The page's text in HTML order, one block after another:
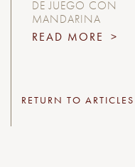
DE JUEGO CON
MANDARINA
READ MORE
>
RETURN TO ARTICLES